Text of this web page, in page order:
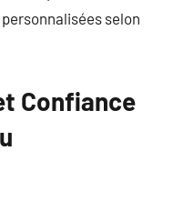
selon
Confiance